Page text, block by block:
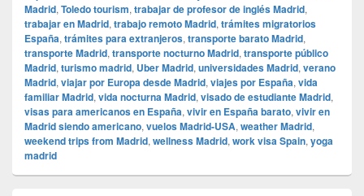
Madrid, Toledo tourism, trabajar de profesor de inglés Madrid,
trabajar en Madrid, trabajo remoto Madrid, trámites migratorios
España, trámites para extranjeros, transporte barato Madrid,
transporte Madrid, transporte nocturno Madrid, transporte público
Madrid, turismo madrid, Uber Madrid, universidades Madrid, verano
Madrid, viajar por Europa desde Madrid, viajes por España, vida
familiar Madrid, vida nocturna Madrid, visado de estudiante Madrid,
visas para americanos en España, vivir en España barato, vivir en
Madrid siendo americano, vuelos Madrid-USA, weather Madrid,
weekend trips from Madrid, wellness Madrid, work visa Spain, yoga
madrid